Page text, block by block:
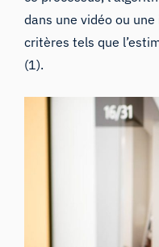
dans une vidéo ou
critères tels que
(1).